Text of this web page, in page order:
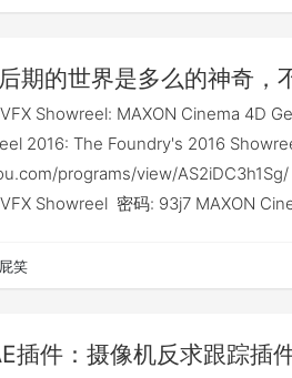
工具集是完成更复杂合成任务的理想
Showreel: MAXON Cinema 4D
2016: The Foundry's 2016
programs/view/AS2iDC3h1Sg/
Showreel 密码: 93j7 MAXON
笑